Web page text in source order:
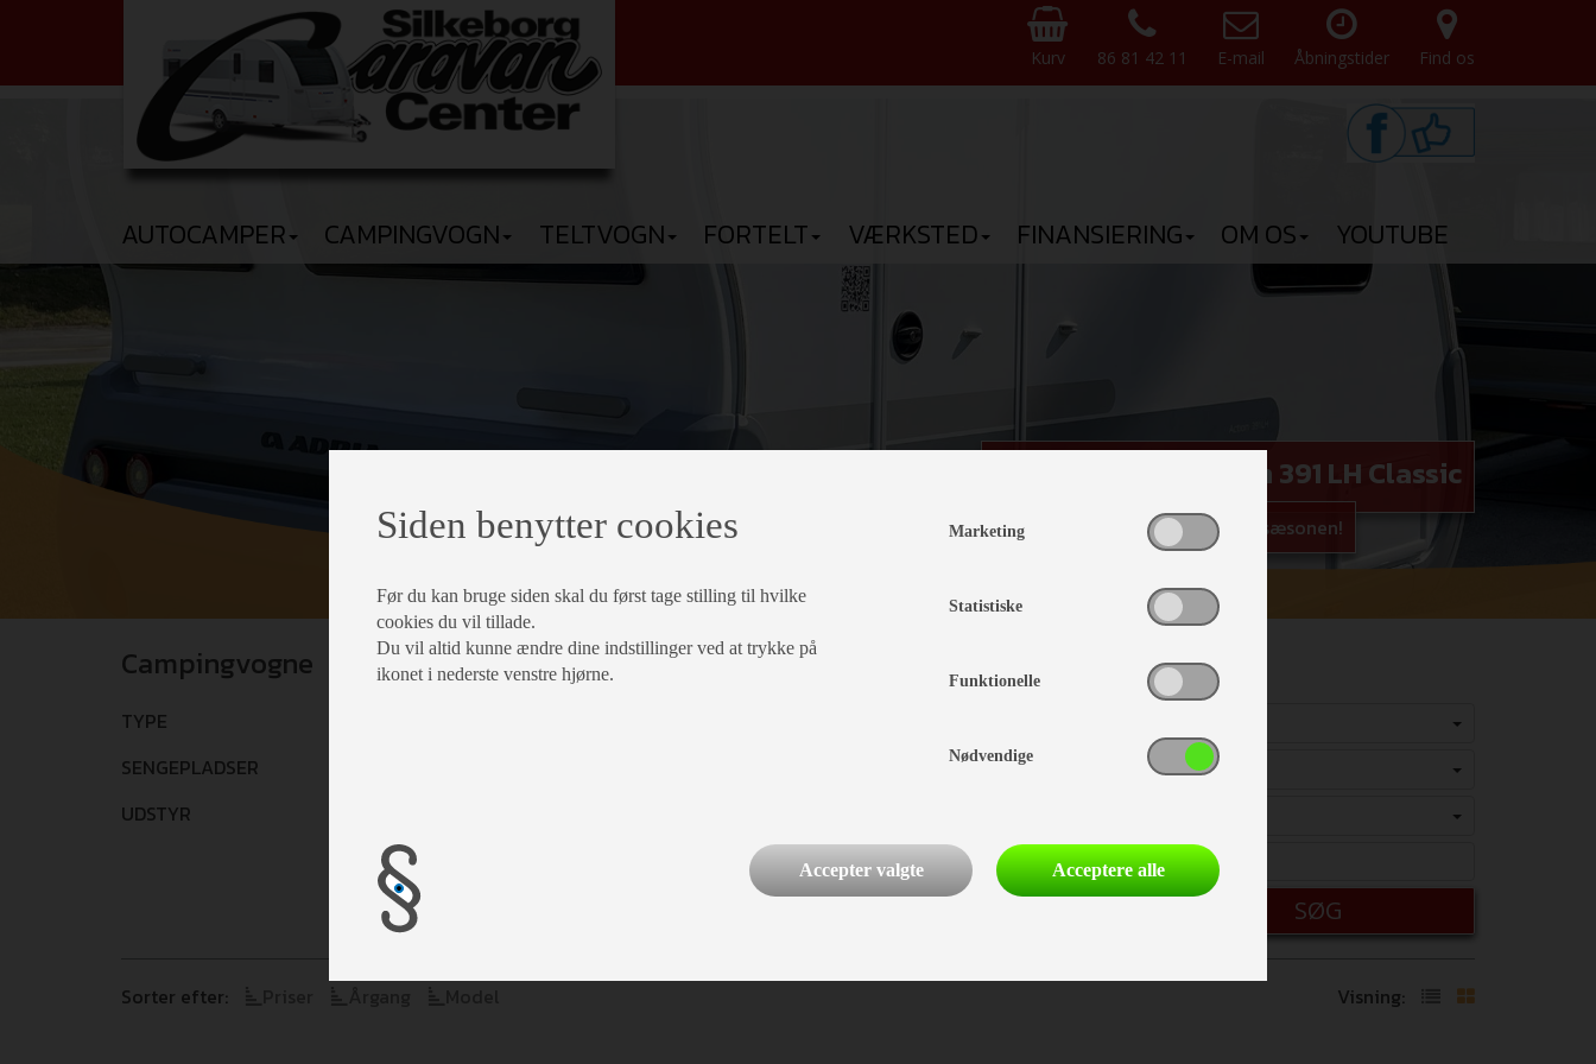
Kurv 86 81 42 11 E-mail Åbningstider Find os
AUTOCAMPER CAMPINGVOGN TELTVOGN FORTELT VÆRKSTED FINANSIERING OM OS YOUTUBE
Den nye Adria Action 391 LH Classic
Kom og bestil den til 2026 sæsonen!
Campingvogne
TYPE
SENGEPLADSER
UDSTYR
FRITEKST
SØG
Sorter efter: Visning:
Siden benytter cookies
Før du kan bruge siden skal du først tage stilling til hvilke
cookies du vil tillade.
Du vil altid kunne ændre dine indstillinger ved at trykke på
ikonet i nederste venstre hjørne.
Marketing
Statistiske
Funktionelle
Nødvendige
Accepter valgte Acceptere alle